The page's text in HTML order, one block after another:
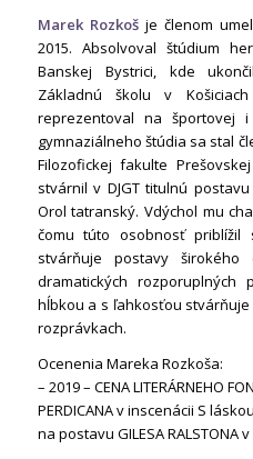
Marek Rozkošje členom
2015. Absolvoval štúdium
Banskej Bystrici, kde
Základnú školu v
reprezentoval na športovej
gymnaziálneho štúdia sa stal
Filozofickej fakulte
stvárnil v DJGT titulnú postavu
Orol tatranský. Vdýchol mu
čomu túto osobnosť priblížil
stvárňuje postavy
dramatických rozporuplných
hĺbkou a s ľahkosťou
rozprávkach.
Ocenenia Mareka Rozkoša:
– 2019 – CENA LITERÁRNEHO
PERDICANA v inscenácii S
na postavu GILESA RALSTONA